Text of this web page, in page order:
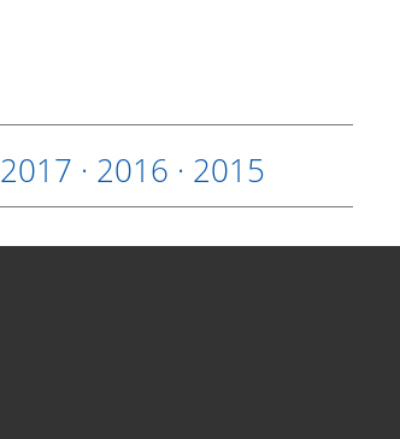
2017 · 2016 · 2015